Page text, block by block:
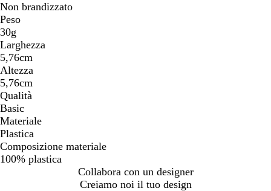
Non brandizzato
Peso
30g
Larghezza
5,76cm
Altezza
5,76cm
Qualità
Basic
Materiale
Plastica
Composizione materiale
100% plastica
Collabora con un designer
Creiamo noi il tuo design